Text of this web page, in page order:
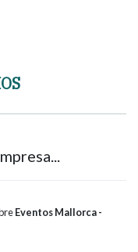
Eventos Mallorca -